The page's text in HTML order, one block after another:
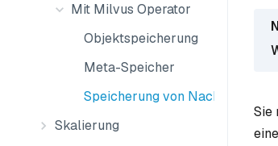
Mit Milvus Operator
Objektspeicherung
Meta-Speicher
Speicherung von Nachrichten
Skalierung
Sie